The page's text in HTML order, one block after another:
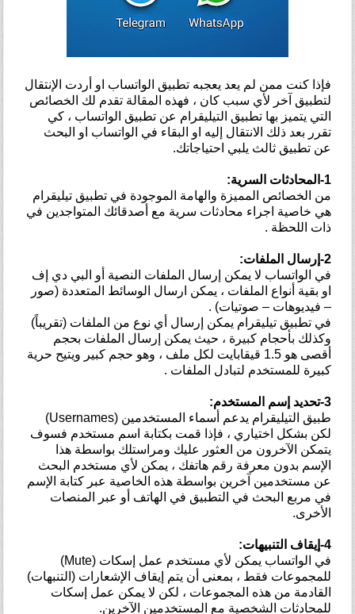
فإذا كنت ممن لم يعد يعجبه تطبيق الواتساب او أردت الإنتقال
لتطبيق آخر لأي سبب كان ، فهذه المقالة تقدم لك الخصائص
التي يتميز بها تطبيق التيليقرام عن تطبيق الواتساب ، كي
تقرر بعد ذلك الانتقال إليه او البقاء في الواتساب او البحث
عن تطبيق ثالث يلبي احتياجاتك.
1-المحادثات السرية:
من الخصائص المميزة والهامة الموجودة في تطبيق تيليقرام
هي خاصية اجراء محادثات سرية مع أصدقائك المتواجدين في
ذات اللحظة .
2-إرسال الملفات:
في الواتساب لا يمكن إرسال الملفات النصية أو البي دي إف
او بقية أنواع الملفات ، يمكن ارسال الوسائط المتعددة (صور
– فيديوهات – صوتيات) .
في تطبيق تيليقرام يمكن إرسال أي نوع من الملفات (تقريباً)
وكذلك بأحجام كبيرة ، حيث يمكن إرسال الملفات بحجم
أقصى هو 1.5 قيقابايت لكل ملف ، وهو حجم كبير ويتيح حرية
كبيرة للمستخدم لتبادل الملفات .
3-تحديد إسم المستخدم:
طبيق التيليقرام يدعم أسماء المستخدمين (Usernames)
لكن بشكل اختياري ، فإذا قمت بكتابة اسم مستخدم فسوف
يتمكن الآخرون من العثور عليك ومراستلك بواسطة هذا
الإسم بدون معرفة رقم هاتفك ، يمكن لأي مستخدم البحث
عن مستخدمين آخرين بواسطة هذه الخاصية عبر كتابة الإسم
في مربع البحث في التطبيق في الهاتف أو عبر المنصات
الأخرى.
4-إيقاف التنبيهات:
في الواتساب يمكن لأي مستخدم عمل إسكات (Mute)
للمجموعات فقط ، بمعنى أن يتم إيقاف الإشعارات (التنبهات)
القادمة من هذه المجموعات ، لكن لا يمكن عمل إسكات
للمحادثات الشخصية مع المستخدمين الآخرين.